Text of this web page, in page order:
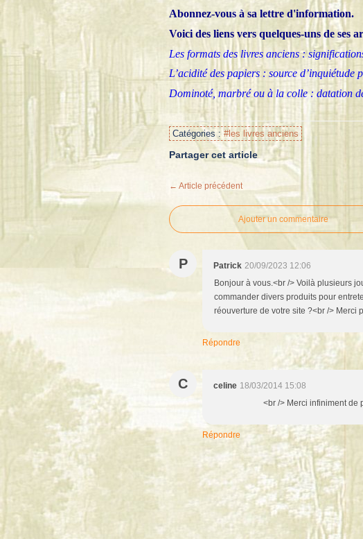
Abonnez-vous à sa lettre d'information.
Voici des liens vers quelques-uns de ses
Les formats des livres anciens :
L’acidité des papiers : source d’inquiétude
Dominoté, marbré ou à la colle : datation
Catégories : #les livres anciens
Partager cet article
← Article précédent
Ajouter un commentaire
P Patrick 20/09/2023 12:06
Bonjour à vous.<br /> Voilà plusieurs
commander divers produits pour
réouverture de votre site ?<br /> Merci
Répondre
C celine 18/03/2014 15:08
<br /> Merci infiniment de
Répondre